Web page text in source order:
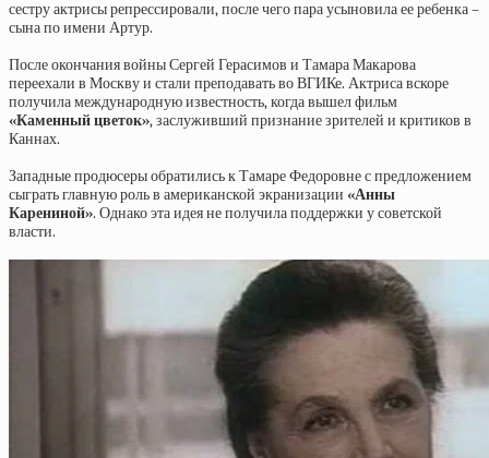
сестру актрисы репрессировали, после чего пара усыновила ее ребенка –
сына по имени Артур.
После окончания войны Сергей Герасимов и Тамара Макарова
переехали в Москву и стали преподавать во ВГИКе. Актриса вскоре
получила международную известность, когда вышел фильм
«Каменный цветок», заслуживший признание зрителей и критиков в
Каннах.
Западные продюсеры обратились к Тамаре Федоровне с предложением
сыграть главную роль в американской экранизации «Анны
Карениной». Однако эта идея не получила поддержки у советской
власти.